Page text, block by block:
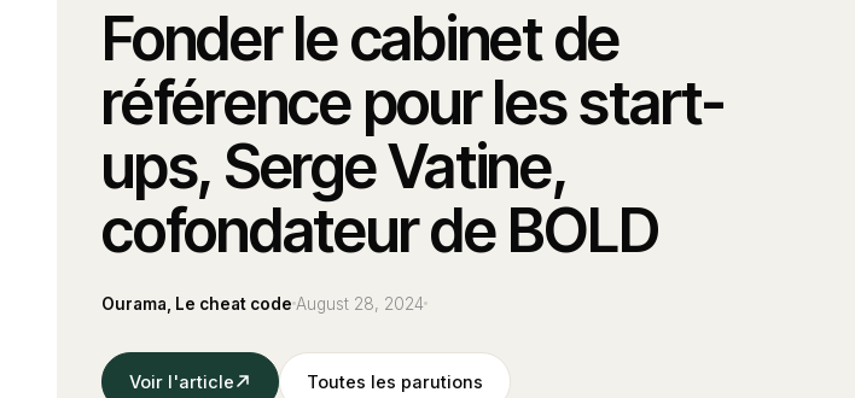
Fonder le cabinet de
référence pour les start-
ups, Serge Vatine,
cofondateur de BOLD
Ourama, Le cheat code August 28, 2024
Voir l'article Toutes les parutions